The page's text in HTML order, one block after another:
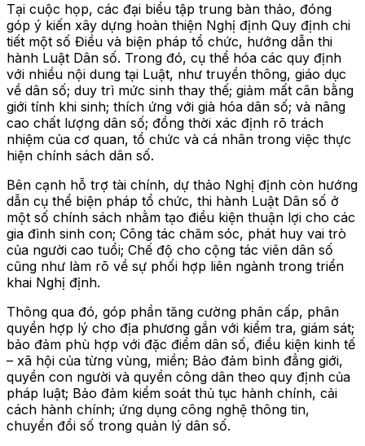
Tại cuộc họp, các đại biểu tập trung bàn thảo, đóng
góp ý kiến xây dựng hoàn thiện Nghị định Quy định chi
tiết một số Điều và biện pháp tổ chức, hướng dẫn thi
hành Luật Dân số. Trong đó, cụ thể hóa các quy định
với nhiều nội dung tại Luật, như truyền thông, giáo dục
về dân số; duy trì mức sinh thay thế; giảm mất cân bằng
giới tính khi sinh; thích ứng với già hóa dân số; và nâng
cao chất lượng dân số; đồng thời xác định rõ trách
nhiệm của cơ quan, tổ chức và cá nhân trong việc thực
hiện chính sách dân số.
Bên cạnh hỗ trợ tài chính, dự thảo Nghị định còn hướng
dẫn cụ thể biện pháp tổ chức, thi hành Luật Dân số ở
một số chính sách nhằm tạo điều kiện thuận lợi cho các
gia đình sinh con; Công tác chăm sóc, phát huy vai trò
của người cao tuổi; Chế độ cho cộng tác viên dân số
cũng như làm rõ về sự phối hợp liên ngành trong triển
khai Nghị định.
Thông qua đó, góp phần tăng cường phân cấp, phân
quyền hợp lý cho địa phương gắn với kiểm tra, giám sát;
bảo đảm phù hợp với đặc điểm dân số, điều kiện kinh tế
– xã hội của từng vùng, miền; Bảo đảm bình đẳng giới,
quyền con người và quyền công dân theo quy định của
pháp luật; Bảo đảm kiểm soát thủ tục hành chính, cải
cách hành chính; ứng dụng công nghệ thông tin,
chuyển đổi số trong quản lý dân số.